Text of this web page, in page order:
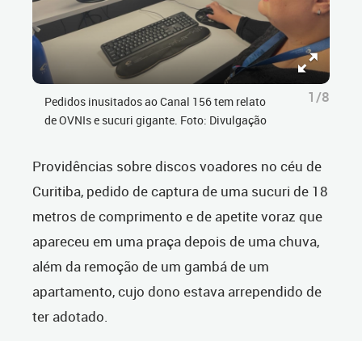
Pedidos inusitados ao Canal 156 tem relato
de OVNIs e sucuri gigante. Foto: Divulgação
1/8
Providências sobre discos voadores no céu de
Curitiba, pedido de captura de uma sucuri de 18
metros de comprimento e de apetite voraz que
apareceu em uma praça depois de uma chuva,
além da remoção de um gambá de um
apartamento, cujo dono estava arrependido de
ter adotado.